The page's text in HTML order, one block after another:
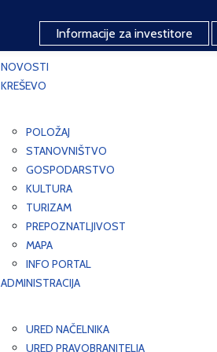
Informacije za investitore
NOVOSTI
KREŠEVO
POLOŽAJ
STANOVNIŠTVO
GOSPODARSTVO
KULTURA
TURIZAM
PREPOZNATLJIVOST
MAPA
INFO PORTAL
ADMINISTRACIJA
URED NAČELNIKA
URED PRAVOBRANITELJA